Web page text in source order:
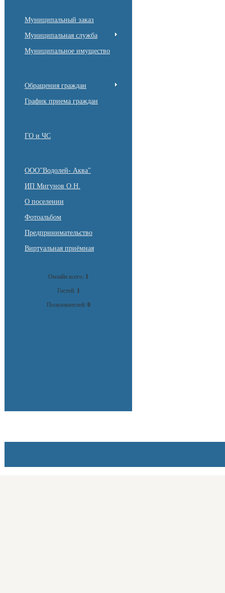
Муниципальный заказ
Муниципальная служба
Муниципальное имущество
Обращения граждан
График приема граждан
ГО и ЧС
ООО"Водолей- Аква"
ИП Мигунов О.Н.
О поселении
Фотоальбом
Предпринимательство
Виртуальная приёмная
Онлайн всего: 1
Гостей: 1
Пользователей: 0